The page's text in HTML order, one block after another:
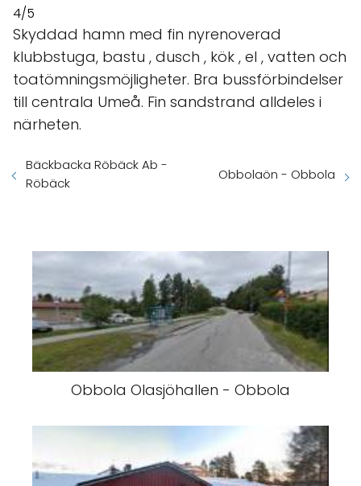
4/5
Skyddad hamn med fin nyrenoverad
klubbstuga, bastu , dusch , kök , el , vatten och
toatömningsmöjligheter. Bra bussförbindelser
till centrala Umeå. Fin sandstrand alldeles i
närheten.
Bäckbacka Röbäck Ab -
Röbäck
Obbolaön - Obbola
Obbola Olasjöhallen - Obbola